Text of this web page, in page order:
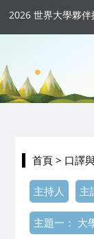
2026 世界大學夥
首頁 > 口譯
主持人 主
主題一： 大